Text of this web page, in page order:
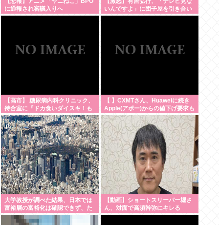
に通報され審議入りへ
いんですよ」に団子屋を引き合い
に怒り
【高市】 糖尿病内科クリニック、
待合室に『ドカ食いダイスキ！も
ちづきさん』を置いてしまい炎上
【 】CXMTさん、Huaweiに続き
Apple(アポー)からの値下げ要求も
拒否！！！半導体バボー継続
へ！！！
大学教授が調べた結果、日本では
富裕層の富裕化は確認できず、た
だみんなで貧困化しているだけだ
【動画】ショートスリーパー堀さ
ん、対面で高須幹弥にキレる